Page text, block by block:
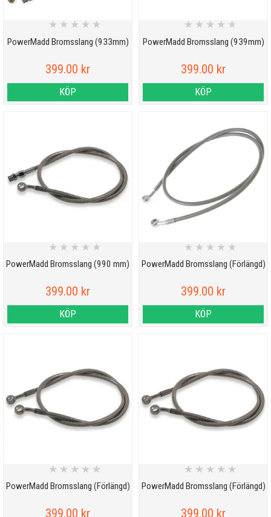
PowerMadd Bromsslang (933mm)
★ ★ ★ ★ ★
399.00 kr
KÖP
PowerMadd Bromsslang (939mm)
★ ★ ★ ★ ★
399.00 kr
KÖP
PowerMadd Bromsslang (990 mm)
★ ★ ★ ★ ★
399.00 kr
KÖP
PowerMadd Bromsslang (Förlängd)
★ ★ ★ ★ ★
399.00 kr
KÖP
PowerMadd Bromsslang (Förlängd)
★ ★ ★ ★ ★
399.00 kr
PowerMadd Bromsslang (Förlängd)
★ ★ ★ ★ ★
399.00 kr